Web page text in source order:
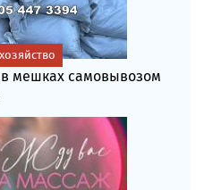
мешках самовывозом